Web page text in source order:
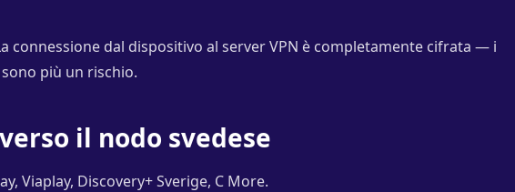
connessione dal dispositivo al server VPN è completamente cifrata — i
più un rischio.
il nodo svedese
Viaplay, Discovery+ Sverige, C More.